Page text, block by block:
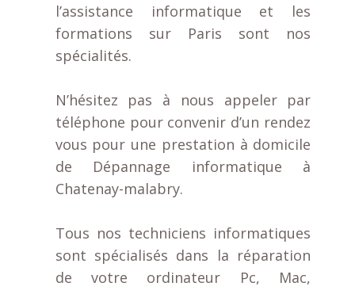
l’assistance informatique et les
formations sur Paris sont nos
spécialités.
N’hésitez pas à nous appeler par
téléphone pour convenir d’un rendez
vous pour une prestation à domicile
de Dépannage informatique à
Chatenay-malabry.
Tous nos techniciens informatiques
sont spécialisés dans la réparation
de votre ordinateur Pc, Mac,